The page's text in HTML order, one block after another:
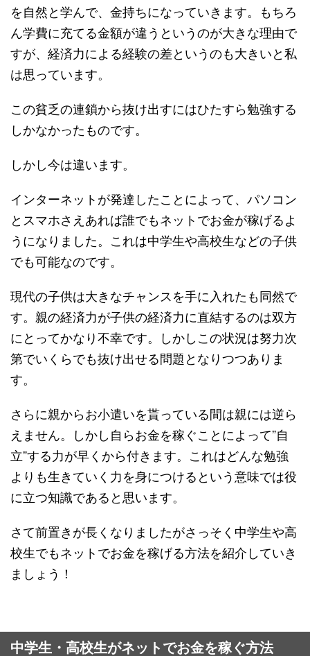
を自然と学んで、金持ちになっていきます。もちろ
ん学費に充てる金額が違うというのが大きな理由で
すが、経済力による経験の差というのも大きいと私
は思っています。
この貧乏の連鎖から抜け出すにはひたすら勉強する
しかなかったものです。
しかし今は違います。
インターネットが発達したことによって、パソコン
とスマホさえあれば誰でもネットでお金が稼げるよ
うになりました。これは中学生や高校生などの子供
でも可能なのです。
現代の子供は大きなチャンスを手に入れたも同然で
す。親の経済力が子供の経済力に直結するのは双方
にとってかなり不幸です。しかしこの状況は努力次
第でいくらでも抜け出せる問題となりつつありま
す。
さらに親からお小遣いを貰っている間は親には逆ら
えません。しかし自らお金を稼ぐことによって”自
立”する力が早くから付きます。これはどんな勉強
よりも生きていく力を身につけるという意味では役
に立つ知識であると思います。
さて前置きが長くなりましたがさっそく中学生や高
校生でもネットでお金を稼げる方法を紹介していき
ましょう！
中学生・高校生がネットでお金を稼ぐ方法